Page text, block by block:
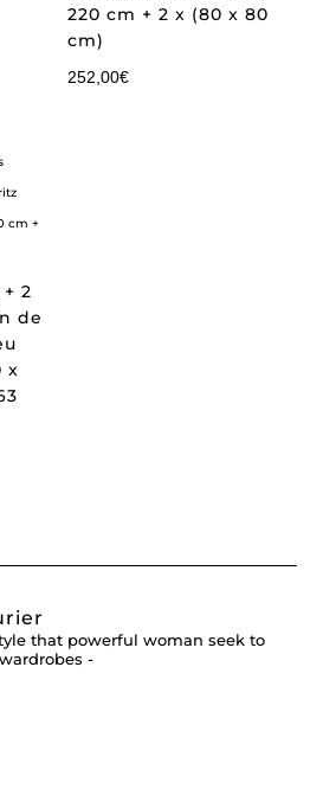
220 cm + 2 x (80 x 80
cm)
252,00€
2
de
x
that powerful woman seek to
-